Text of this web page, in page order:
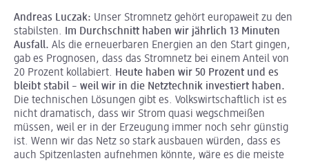
Andreas Luczak: Unser Stromnetz gehört europaweit zu den
stabilsten. Im Durchschnitt haben wir jährlich 13 Minuten
Ausfall. Als die erneuerbaren Energien an den Start gingen,
gab es Prognosen, dass das Stromnetz bei einem Anteil von
20 Prozent kollabiert. Heute haben wir 50 Prozent und es
bleibt stabil – weil wir in die Netztechnik investiert haben.
Die technischen Lösungen gibt es. Volkswirtschaftlich ist es
nicht dramatisch, dass wir Strom quasi wegschmeißen
müssen, weil er in der Erzeugung immer noch sehr günstig
ist. Wenn wir das Netz so stark ausbauen würden, dass es
auch Spitzenlasten aufnehmen könnte, wäre es die meiste